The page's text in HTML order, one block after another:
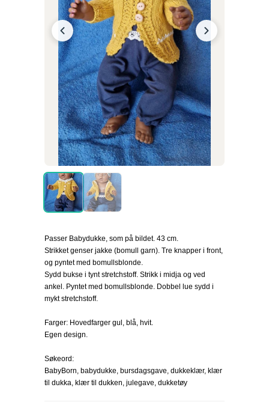
Passer Babydukke, som på bildet. 43 cm.
Strikket genser jakke (bomull garn). Tre knapper i front,
og pyntet med bomullsblonde.
Sydd bukse i tynt stretchstoff. Strikk i midja og ved
ankel. Pyntet med bomullsblonde. Dobbel lue sydd i
mykt stretchstoff.
Farger: Hovedfarger gul, blå, hvit.
Egen design.
Søkeord:
BabyBorn, babydukke, bursdagsgave, dukkeklær, klær
til dukka, klær til dukken, julegave, dukketøy